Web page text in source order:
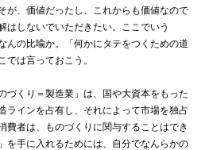
が、価値だったし、これからも価値なので
はしないでいただきたい。ここでいう
んの比喩か。「何かにタテをつくための道
では言っておこう。
づくり＝製造業」は、国や大資本をもった
ラインを占有し、それによって市場を独占
費者は、ものづくりに関与することはでき
を手に入れるためには、自分でなんらかの